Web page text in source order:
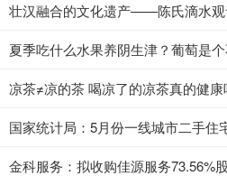
壮汉融合的文化遗产——陈氏滴水观
夏季吃什么水果养阴生津？葡萄是
凉茶≠凉的茶 喝凉了的凉茶真的健
国家统计局：5月份一线城市二手住
金科服务：拟收购佳源服务73.56%